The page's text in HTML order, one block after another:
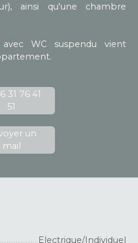
ainsi qu'une chambre
WC suspendu vient
31 76 41
51
un
mail
Electrique/Individuel